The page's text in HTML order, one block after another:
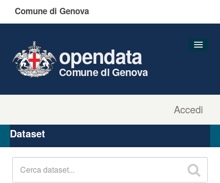
Comune di Genova
Accedi
opendata
Comune di Genova
Organizzazioni
Gruppi
Dataset